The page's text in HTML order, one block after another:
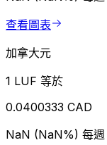
查看圖表
加拿大元
1 LUF 等於
0.0400333 CAD
NaN (NaN%) 每週